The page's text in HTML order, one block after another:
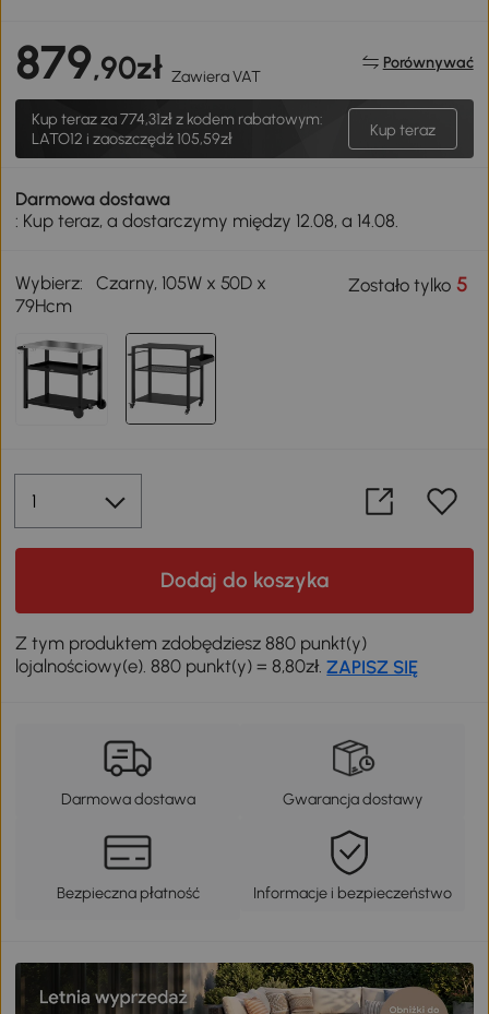
879,90zł Zawiera VAT
Porównywać
Kup teraz za774,31złz kodem rabatowym:
LATO12 i zaoszczędź 105,59zł
Kup teraz
Darmowa dostawa
: Kup teraz, a dostarczymy między 12.08, a 14.08.
Wybierz:
Czarny, 105W x 50D x
79Hcm
Zostało tylko5
Dodaj do koszyka
Z tym produktem zdobędziesz 880 punkt(y)
lojalnościowy(e). 880 punkt(y) = 8,80zł.ZAPISZ SIĘ
Darmowa dostawa Gwarancja dostawy
Bezpieczna płatność Informacje i bezpieczeństwo